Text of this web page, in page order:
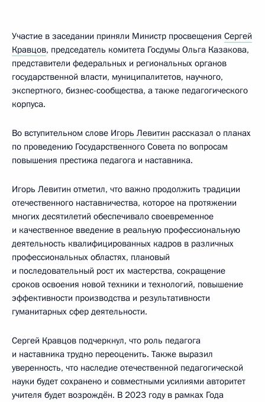
Участие в заседании приняли Министр просвещения Сергей
Кравцов, председатель комитета Госдумы Ольга Казакова,
представители федеральных и региональных органов
государственной власти, муниципалитетов, научного,
экспертного, бизнес-сообщества, а также педагогического
корпуса.
Во вступительном слове Игорь Левитин рассказал о планах
по проведению Государственного Совета по вопросам
повышения престижа педагога и наставника.
Игорь Левитин отметил, что важно продолжить традиции
отечественного наставничества, которое на протяжении
многих десятилетий обеспечивало своевременное
и качественное введение в реальную профессиональную
деятельность квалифицированных кадров в различных
профессиональных областях, плановый
и последовательный рост их мастерства, сокращение
сроков освоения новой техники и технологий, повышение
эффективности производства и результативности
гуманитарных сфер деятельности.
Сергей Кравцов подчеркнул, что роль педагога
и наставника трудно переоценить. Также выразил
уверенность, что наследие отечественной педагогической
науки будет сохранено и совместными усилиями авторитет
учителя будет возрождён. В 2023 году в рамках Года